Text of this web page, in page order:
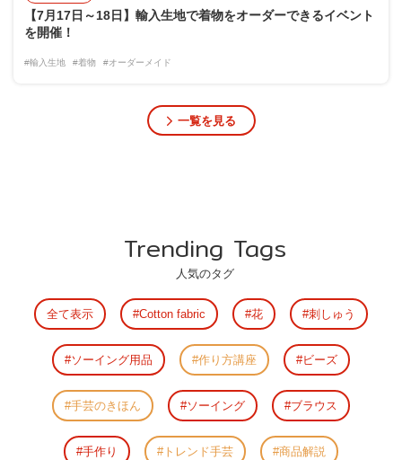
【7月17日～18日】輸入生地で着物をオーダーできるイベント
を開催！
#輸入生地 #着物 #オーダーメイド
一覧を見る
Trending Tags
人気のタグ
全て表示 Cotton fabric 花 刺しゅう
ソーイング用品 作り方講座 ビーズ
手芸のきほん ソーイング ブラウス
手作り トレンド手芸 商品解説